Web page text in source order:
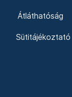
Átláthatóság
Sütitájékoztató